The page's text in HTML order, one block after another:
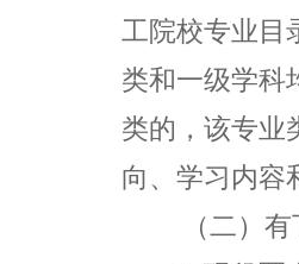
工院校专业目
类和一级学科
类的，该专业
向、学习内容
（二）